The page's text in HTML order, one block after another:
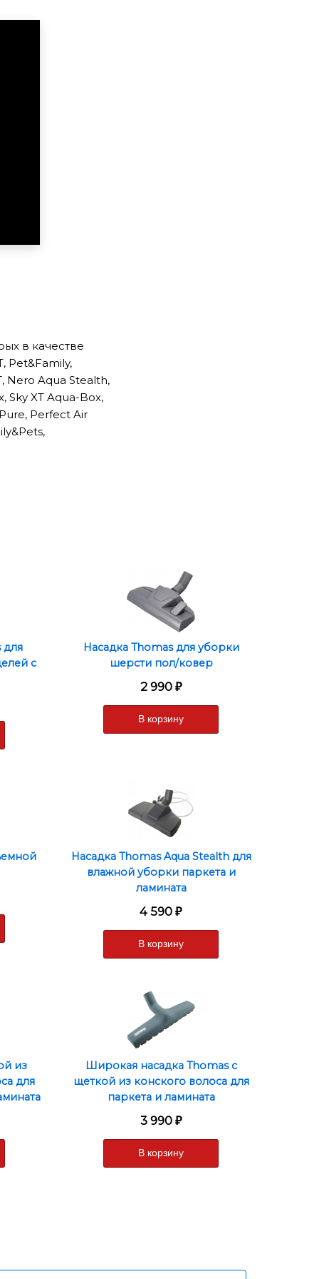
в качестве
Pet&Family,
Nero Aqua Stealth,
Sky XT Aqua-Box,
Perfect Air
проходя
Та часть
В процессе
и воздух в
водой и
с
Насадка Thomas для уборки
шерсти пол/ковер
2 990 ₽
Насадка Thomas Aqua Stealth для
влажной уборки паркета и
ламината
4 590 ₽
из
для
Широкая насадка Thomas с
щеткой из конского волоса для
паркета и ламината
3 990 ₽